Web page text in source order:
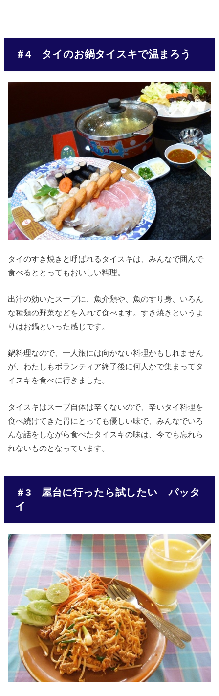
＃4 タイのお鍋タイスキで温まろう
タイのすき焼きと呼ばれるタイスキは、みんなで囲んで
食べるととってもおいしい料理。
出汁の効いたスープに、魚介類や、魚のすり身、いろん
な種類の野菜などを入れて食べます。すき焼きというよ
りはお鍋といった感じです。
鍋料理なので、一人旅には向かない料理かもしれません
が、わたしもボランティア終了後に何人かで集まってタ
イスキを食べに行きました。
タイスキはスープ自体は辛くないので、辛いタイ料理を
食べ続けてきた胃にとっても優しい味で、みんなでいろ
んな話をしながら食べたタイスキの味は、今でも忘れら
れないものとなっています。
＃3 屋台に行ったら試したい パッタ
イ